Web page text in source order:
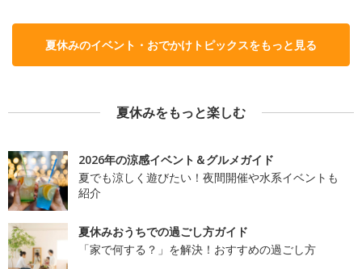
夏休みのイベント・おでかけトピックスをもっと見る
夏休みをもっと楽しむ
2026年の涼感イベント＆グルメガイド
夏でも涼しく遊びたい！夜間開催や水系イベントも
紹介
夏休みおうちでの過ごし方ガイド
「家で何する？」を解決！おすすめの過ごし方